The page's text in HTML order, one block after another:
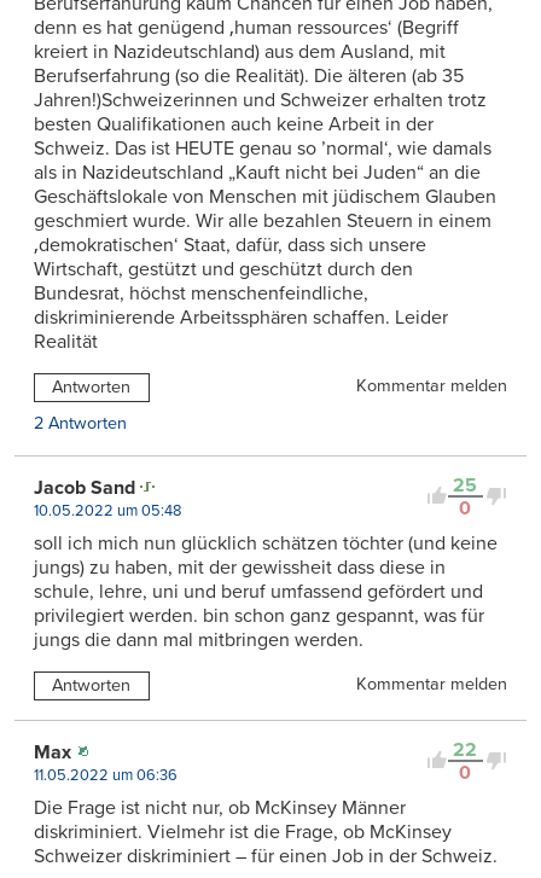
denn es hat genügend ‚human ressources‘ (Begriff
kreiert in Nazideutschland) aus dem Ausland, mit
Berufserfahrung (so die Realität). Die älteren (ab 35
Jahren!)Schweizerinnen und Schweizer erhalten trotz
besten Qualifikationen auch keine Arbeit in der
Schweiz. Das ist HEUTE genau so ’normal‘, wie damals
als in Nazideutschland „Kauft nicht bei Juden“ an die
Geschäftslokale von Menschen mit jüdischem Glauben
geschmiert wurde. Wir alle bezahlen Steuern in einem
‚demokratischen‘ Staat, dafür, dass sich unsere
Wirtschaft, gestützt und geschützt durch den
Bundesrat, höchst menschenfeindliche,
diskriminierende Arbeitssphären schaffen. Leider
Realität
Antworten
Kommentar melden
2 Antworten
25
0
Jacob Sand
10.05.2022 um 05:48
soll ich mich nun glücklich schätzen töchter (und keine
jungs) zu haben, mit der gewissheit dass diese in
schule, lehre, uni und beruf umfassend gefördert und
privilegiert werden. bin schon ganz gespannt, was für
jungs die dann mal mitbringen werden.
Antworten Kommentar melden
22
0
Max
11.05.2022 um 06:36
Die Frage ist nicht nur, ob McKinsey Männer
diskriminiert. Vielmehr ist die Frage, ob McKinsey
Schweizer diskriminiert – für einen Job in der Schweiz.